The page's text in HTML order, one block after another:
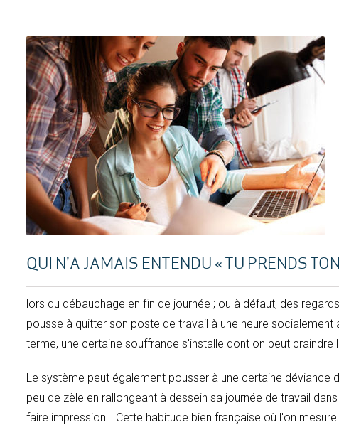
QUI N'A JAMAIS ENTENDU « TU PRENDS
lors du débauchage en fin de journée ; ou à défaut, des
pousse à quitter son poste de travail à une heure
terme, une certaine souffrance s'installe dont on peut
Le système peut également pousser à une certaine déviance
peu de zèle en rallongeant à dessein sa journée de travail
faire impression… Cette habitude bien française où l'on